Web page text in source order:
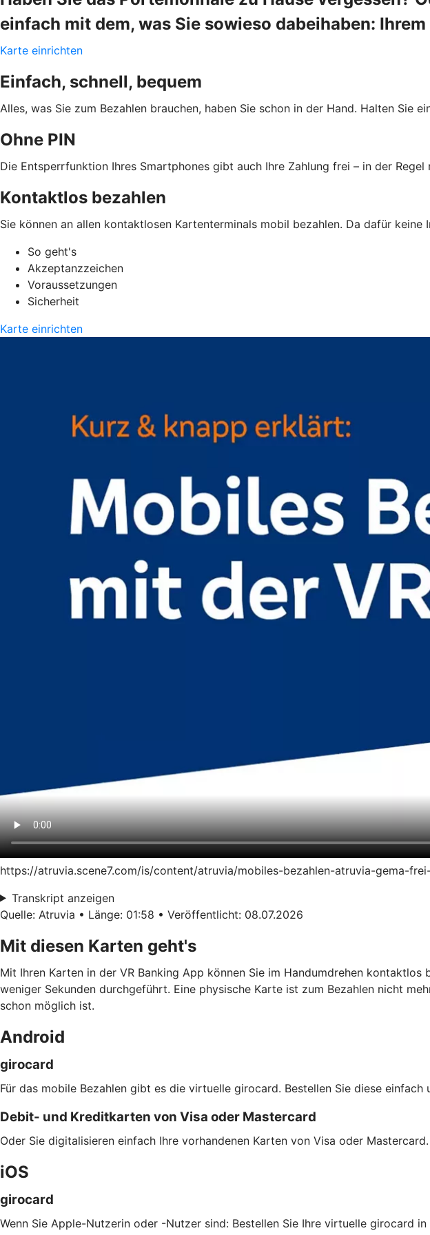
einfach mit dem, was Sie sowieso dabeihaben:
Karte einrichten
Einfach, schnell, bequem
Alles, was Sie zum Bezahlen brauchen, haben Sie schon in der Hand. Halten Sie
Ohne PIN
Die Entsperrfunktion Ihres Smartphones gibt auch Ihre Zahlung frei – in der
Kontaktlos bezahlen
Sie können an allen kontaktlosen Kartenterminals mobil bezahlen. Da dafür
So geht's
Akzeptanzzeichen
Voraussetzungen
Sicherheit
Karte einrichten
https://atruvia.scene7.com/is/content/atruvia/mobiles-bezahlen-atruvia-gema-
Transkript anzeigen
Quelle: Atruvia • Länge: 01:58 • Veröffentlicht: 08.07.2026
Mit diesen Karten geht's
Mit Ihren Karten in der VR Banking App können Sie im Handumdrehen
weniger Sekunden durchgeführt. Eine physische Karte ist zum Bezahlen nicht
schon möglich ist.
Android
girocard
Für das mobile Bezahlen gibt es die virtuelle girocard. Bestellen Sie diese einfach
Debit- und Kreditkarten von Visa oder Mastercard
Oder Sie digitalisieren einfach Ihre vorhandenen Karten von Visa oder
iOS
girocard
Wenn Sie Apple-Nutzerin oder -Nutzer sind: Bestellen Sie Ihre virtuelle girocard